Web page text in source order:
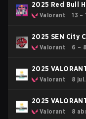
2025 Red Bull
Valorant 13 –
2025 SEN City
Valorant 6 –
2025
Stage 3
Valorant 8
2025
Stage 2
Valorant 8